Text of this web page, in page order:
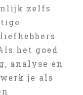
zelfs
het goed
analyse en
je als